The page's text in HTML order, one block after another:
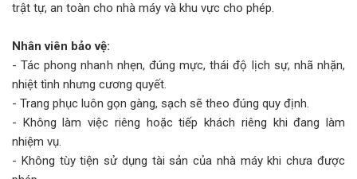
trật tự, an toàn cho nhà máy và khu vực cho phép.
Nhân viên bảo vệ:
- Tác phong nhanh nhẹn, đúng mực, thái độ lịch sự, nhã nhặn,
nhiệt tình nhưng cương quyết.
- Trang phục luôn gọn gàng, sạch sẽ theo đúng quy định.
- Không làm việc riêng hoặc tiếp khách riêng khi đang làm
nhiệm vụ.
- Không tùy tiện sử dụng tài sản của nhà máy khi chưa được